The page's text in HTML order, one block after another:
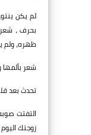
لم يكن
بحرف ،
ظهره، ولم
شعر
تحدث بعد
التفتت
زوجتك